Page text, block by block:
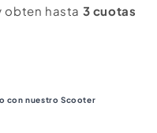
obten hasta 3 cuotas
con nuestro Scooter